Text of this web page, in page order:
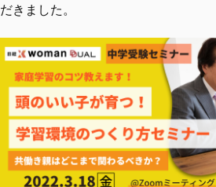
だきました。